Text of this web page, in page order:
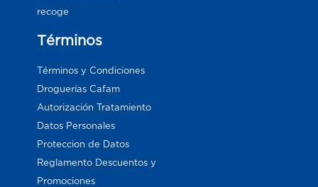
recoge
Términos
Términos y Condiciones
Droguerías Cafam
Autorización Tratamiento
Datos Personales
Proteccion de Datos
Reglamento Descuentos y
Promociones